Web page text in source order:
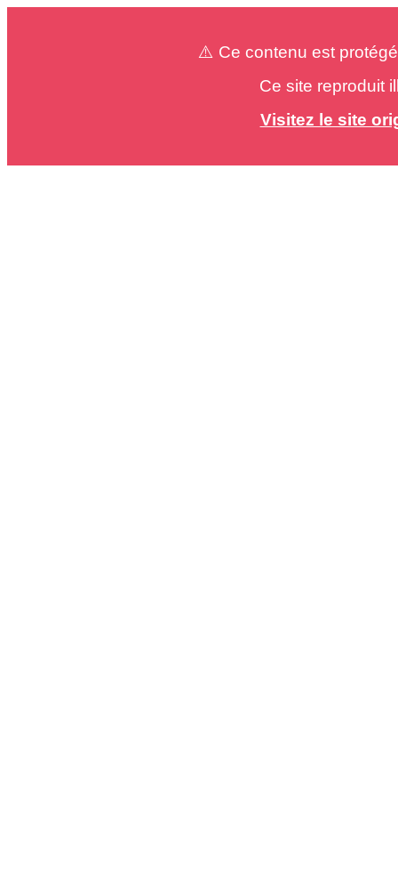
⚠️ Ce contenu est
Ce site reproduit
Visitez le site